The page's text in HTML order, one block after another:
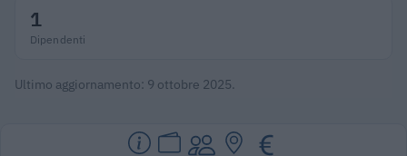
1
Dipendenti
Ultimo aggiornamento: 9 ottobre 2025.